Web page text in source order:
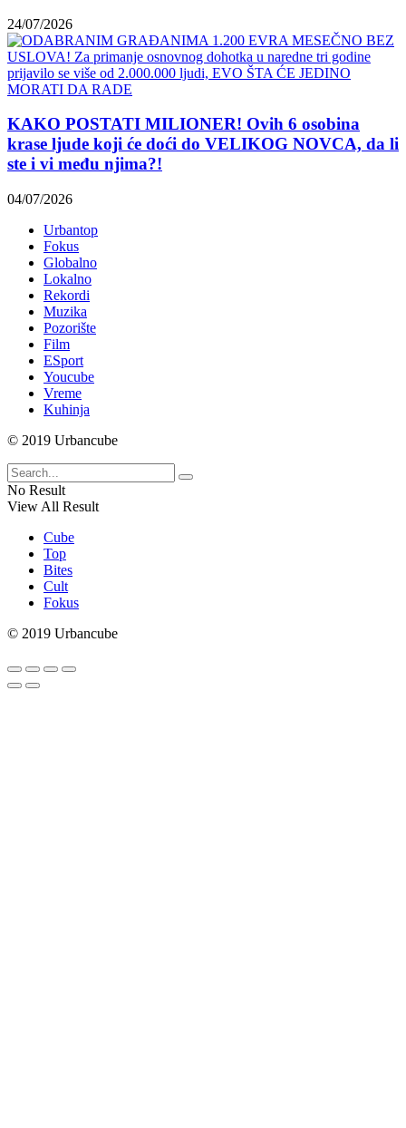
24/07/2026
KAKO POSTATI MILIONER! Ovih 6 osobina
krase ljude koji će doći do VELIKOG NOVCA, da li
ste i vi među njima?!
04/07/2026
Urbantop
Fokus
Globalno
Lokalno
Rekordi
Muzika
Pozorište
Film
ESport
Youcube
Vreme
Kuhinja
© 2019 Urbancube
No Result
View All Result
Cube
Top
Bites
Cult
Fokus
© 2019 Urbancube